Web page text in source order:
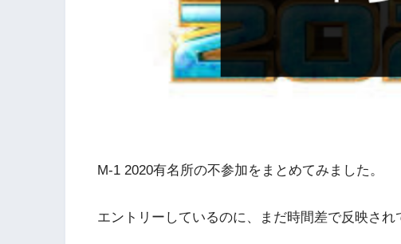
M-1 2020有名所の不参加をまとめてみました。
エントリーしているのに、まだ時間差で反映され